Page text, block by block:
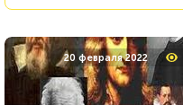
20 февраля 2022